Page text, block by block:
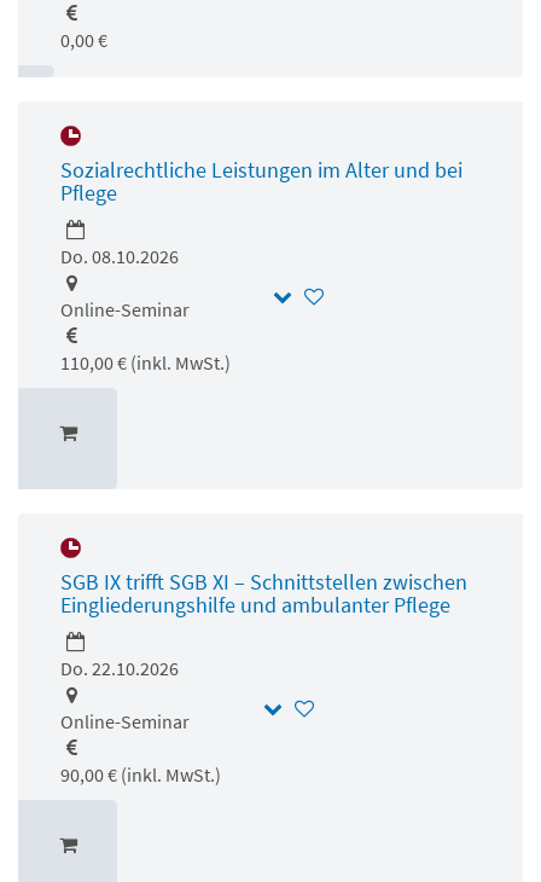
0,00 €
Sozialrechtliche Leistungen im Alter und bei
Pflege
Do. 08.10.2026
Online-Seminar
110,00 € (inkl. MwSt.)
SGB IX trifft SGB XI – Schnittstellen zwischen
Eingliederungshilfe und ambulanter Pflege
Do. 22.10.2026
Online-Seminar
90,00 € (inkl. MwSt.)